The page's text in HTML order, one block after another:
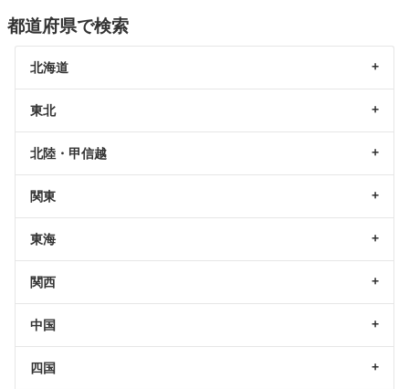
都道府県で検索
北海道
東北
北陸・甲信越
関東
東海
関西
中国
四国